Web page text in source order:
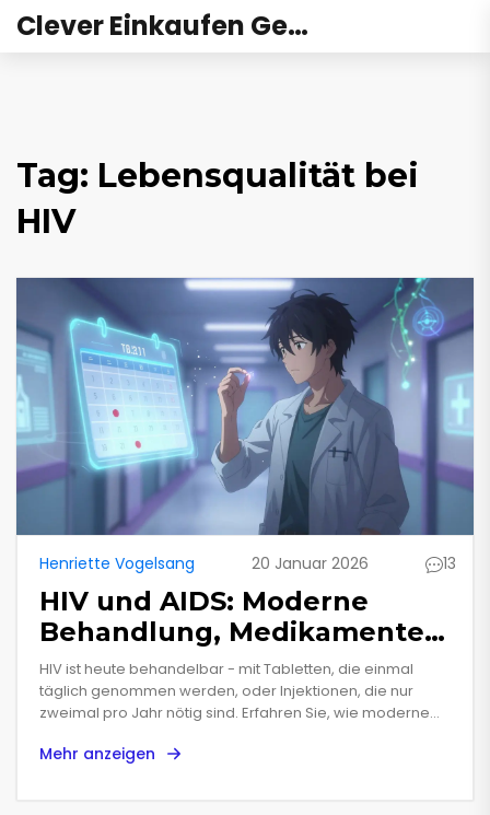
Clever Einkaufen Gesundheit
Tag: Lebensqualität bei
HIV
Henriette Vogelsang 20 Januar 2026 13
HIV und AIDS: Moderne
Behandlung, Medikamente
und Lebensqualität heute
HIV ist heute behandelbar - mit Tabletten, die einmal
täglich genommen werden, oder Injektionen, die nur
zweimal pro Jahr nötig sind. Erfahren Sie, wie moderne
Zugang noch immer ungleich ist.
Mehr anzeigen